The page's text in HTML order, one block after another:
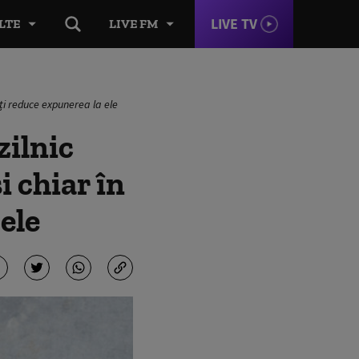
LIVE FM LIVE TV
reduce expunerea la ele
chiar în